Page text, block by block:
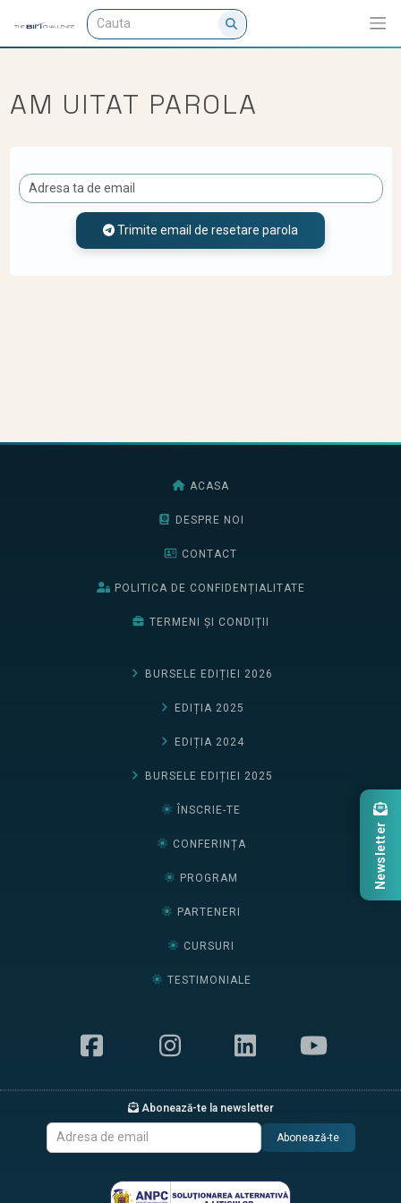
AM UITAT PAROLA
Trimite email de resetare parola
ACASA
DESPRE NOI
CONTACT
POLITICA DE CONFIDENȚIALITATE
TERMENI ȘI CONDIȚII
BURSELE EDIȚIEI 2026
EDIȚIA 2025
EDIȚIA 2024
BURSELE EDIȚIEI 2025
ÎNSCRIE-TE
CONFERINȚA
PROGRAM
PARTENERI
CURSURI
TESTIMONIALE
Abonează-te la newsletter
Abonează-te
Newsletter